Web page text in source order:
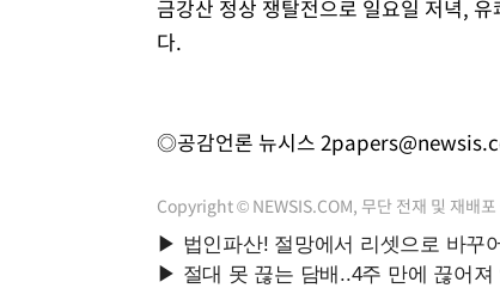
금강산 정상 쟁탈전으로 일요일 저녁,
다.
◎공감언론 뉴시스
Copyright © NEWSIS.COM, 무단 전재 및 재배포